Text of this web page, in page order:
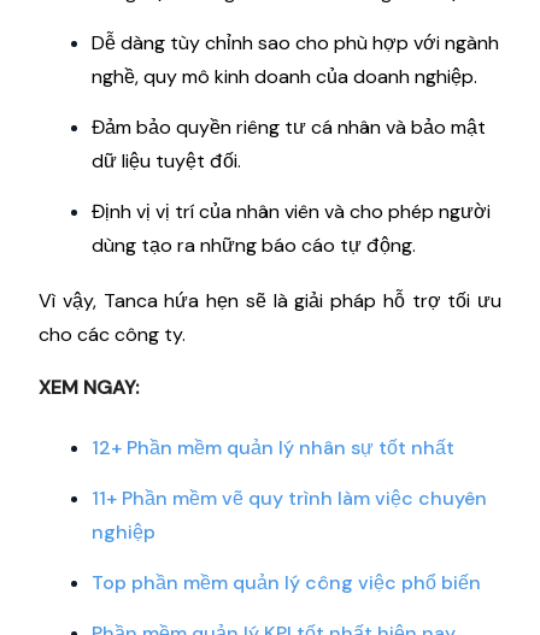
Dễ dàng tùy chỉnh sao cho phù hợp với ngành
nghề, quy mô kinh doanh của doanh nghiệp.
Đảm bảo quyền riêng tư cá nhân và bảo mật
dữ liệu tuyệt đối.
Định vị vị trí của nhân viên và cho phép người
dùng tạo ra những báo cáo tự động.
Vì vậy, Tanca hứa hẹn sẽ là giải pháp hỗ trợ tối ưu
cho các công ty.
XEM NGAY:
12+ Phần mềm quản lý nhân sự tốt nhất
11+ Phần mềm vẽ quy trình làm việc chuyên
nghiệp
Top phần mềm quản lý công việc phổ biến